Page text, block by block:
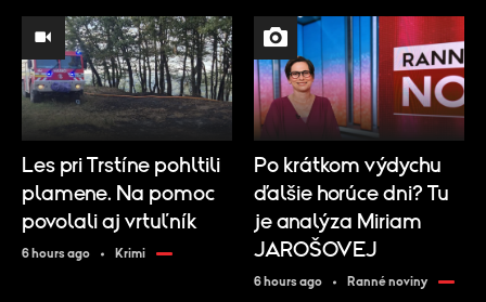
Les pri Trstíne pohltili
plamene. Na pomoc
povolali aj vrtuľník
6 hours ago Krimi
Po krátkom výdychu
ďalšie horúce dni? Tu
je analýza Miriam
JAROŠOVEJ
6 hours ago Ranné noviny